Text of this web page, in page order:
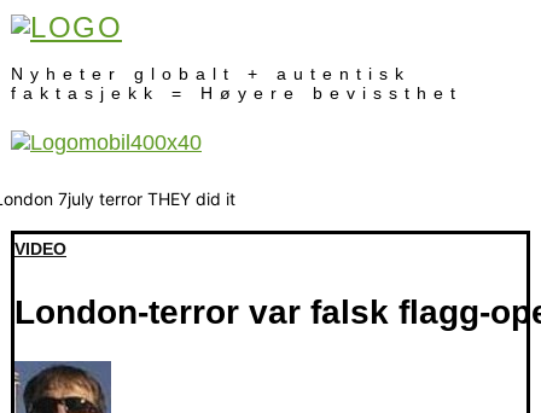
Nyheter globalt + autentisk
faktasjekk = Høyere bevissthet
VIDEO
London-terror var falsk flagg-